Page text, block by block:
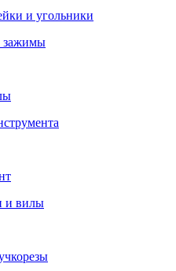
и угольники
зажимы
и вилы